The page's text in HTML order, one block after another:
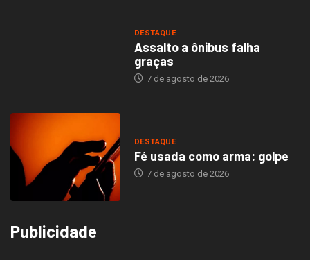
DESTAQUE
Assalto a ônibus falha
graças
7 de agosto de 2026
DESTAQUE
Fé usada como arma: golpe
7 de agosto de 2026
Publicidade